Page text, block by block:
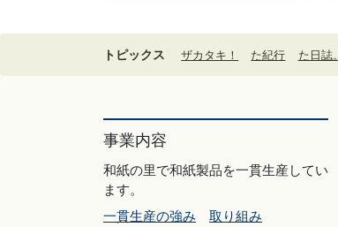
トピックス ザカタキ！ た紀行 た日誌。
事業内容
和紙の里で和紙製品を一貫生産してい
ます。
一貫生産の強み
取り組み